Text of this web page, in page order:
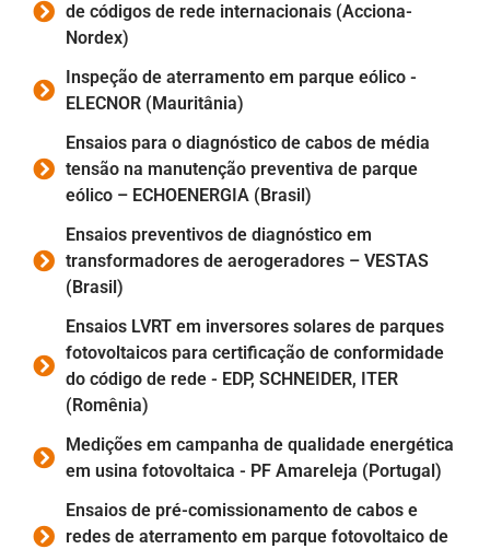
de códigos de rede internacionais (Acciona-
Nordex)
Inspeção de aterramento em parque eólico -
ELECNOR (Mauritânia)
Ensaios para o diagnóstico de cabos de média
tensão na manutenção preventiva de parque
eólico – ECHOENERGIA (Brasil)
Ensaios preventivos de diagnóstico em
transformadores de aerogeradores – VESTAS
(Brasil)
Ensaios LVRT em inversores solares de parques
fotovoltaicos para certificação de conformidade
do código de rede - EDP, SCHNEIDER, ITER
(Romênia)
Medições em campanha de qualidade energética
em usina fotovoltaica - PF Amareleja (Portugal)
Ensaios de pré-comissionamento de cabos e
redes de aterramento em parque fotovoltaico de